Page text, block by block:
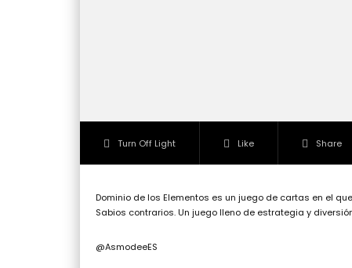
Turn Off Light Like Share
Dominio de los Elementos es un juego de cartas en el
Sabios contrarios. Un juego lleno de estrategia y
@AsmodeeES